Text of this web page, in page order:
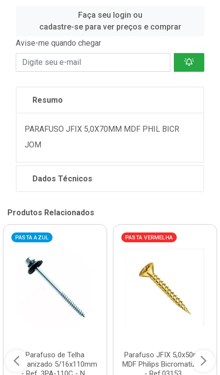
Faça seu login ou
cadastre-se para ver preços e comprar
Avise-me quando chegar
Resumo
PARAFUSO JFIX 5,0X70MM MDF PHIL BICR
JOM
Dados Técnicos
Produtos Relacionados
PASTA AZUL
Parafuso de Telha
Galvanizado 5/16x110mm
PASTA VERMELHA
Parafuso JFIX 5,0x50mm
MDF Philips Bicromatizado